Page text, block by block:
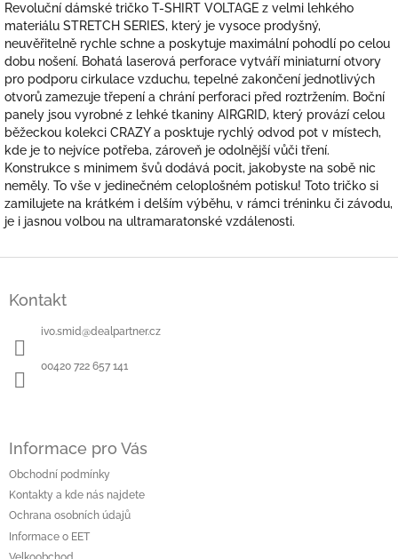
Revoluční dámské tričko T-SHIRT VOLTAGE z velmi lehkého
materiálu STRETCH SERIES, který je vysoce prodyšný,
neuvěřitelně rychle schne a poskytuje maximální pohodlí po celou
dobu nošení. Bohatá laserová perforace vytváří miniaturní otvory
pro podporu cirkulace vzduchu, tepelné zakončení jednotlivých
otvorů zamezuje třepení a chrání perforaci před roztržením. Boční
panely jsou vyrobné z lehké tkaniny AIRGRID, který provází celou
běžeckou kolekci CRAZY a posktuje rychlý odvod pot v místech,
kde je to nejvíce potřeba, zároveň je odolnější vůči tření.
Konstrukce s minimem švů dodává pocit, jakobyste na sobě nic
neměly. To vše v jedinečném celoplošném potisku! Toto tričko si
zamilujete na krátkém i delším výběhu, v rámci tréninku či závodu,
je i jasnou volbou na ultramaratonské vzdálenosti.
Kontakt
ivo.smid@dealpartner.cz
00420 722 657 141
Informace pro Vás
Obchodní podmínky
Kontakty a kde nás najdete
Ochrana osobních údajů
Informace o EET